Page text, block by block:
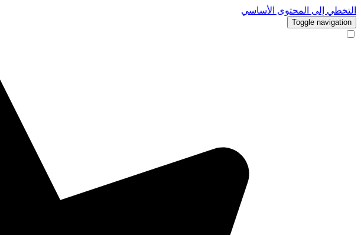
التخطي إلى المحتوى الأساسي
Toggle navigation